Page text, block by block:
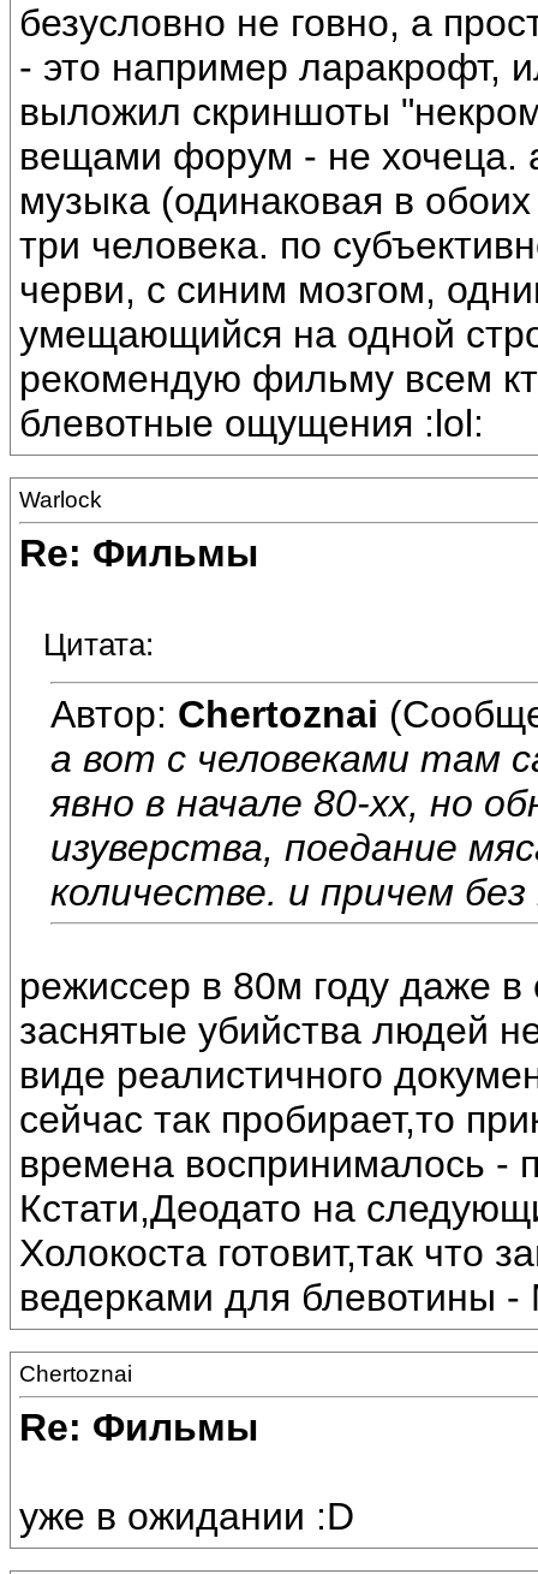
безусловно не говно, а
- это например ларакрофт,
выложил скриншоты
вещами форум - не хочеца.
музыка (одинаковая в
три человека. по
черви, с синим мозгом,
умещающийся на одной
рекомендую фильму всем
блевотные ощущения :lol:
Warlock
Re: Фильмы
Цитата:
Автор: Chertoznai
а вот с человеками там
явно в начале 80-хх, но
изуверства, поедание
количестве. и причем
режиссер в 80м году даже
заснятые убийства людей
виде реалистичного
сейчас так пробирает,то
времена воспринималось -
Кстати,Деодато на
Холокоста готовит,так что
ведерками для блевотины -
Chertoznai
Re: Фильмы
уже в ожидании :D